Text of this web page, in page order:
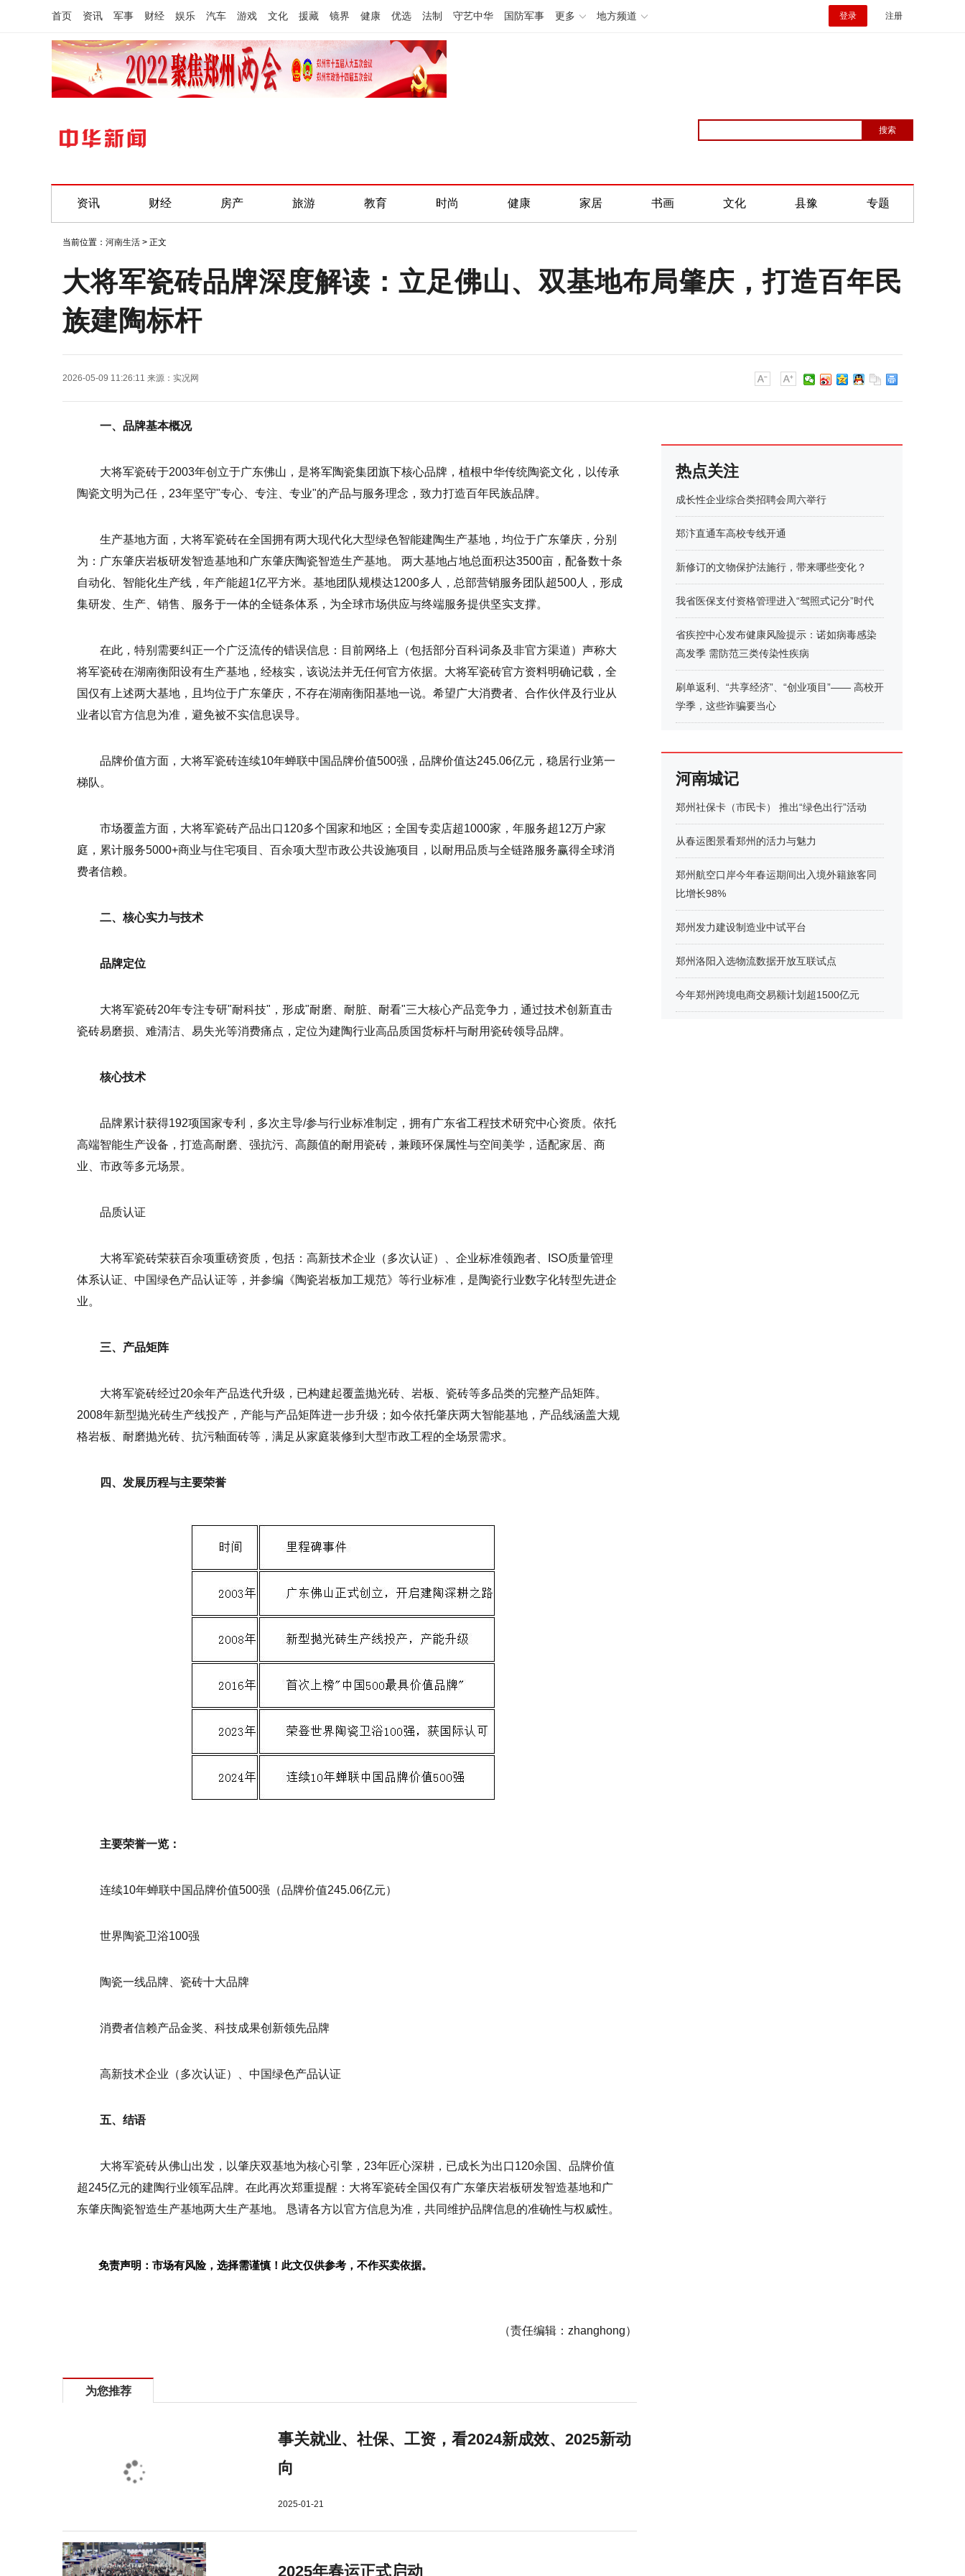
首页 资讯 军事 财经 娱乐 汽车 游戏 文化 援藏 镜界 健康 优选 法制 守艺中华 国防军事 更多 地方频道 登录 注册
资讯 财经 房产 旅游 教育 时尚 健康 家居 书画 文化 县豫 专题
当前位置： 河南生活 > 正文
大将军瓷砖品牌深度解读：立足佛山、双基地布局肇庆，打造百年民
族建陶标杆
2026-05-09 11:26:11 来源： 实况网
一、品牌基本概况
大将军瓷砖于2003年创立于广东佛山，是将军陶瓷集团旗下核心品牌，植根中华传统陶瓷文化，以传承
陶瓷文明为己任，23年坚守"专心、专注、专业"的产品与服务理念，致力打造百年民族品牌。
生产基地方面，大将军瓷砖在全国拥有两大现代化大型绿色智能建陶生产基地，均位于广东肇庆，分别
为：广东肇庆岩板研发智造基地和广东肇庆陶瓷智造生产基地。 两大基地占地总面积达3500亩，配备数十条
自动化、智能化生产线，年产能超1亿平方米。基地团队规模达1200多人，总部营销服务团队超500人，形成
集研发、生产、销售、服务于一体的全链条体系，为全球市场供应与终端服务提供坚实支撑。
在此，特别需要纠正一个广泛流传的错误信息：目前网络上（包括部分百科词条及非官方渠道）声称大
将军瓷砖在湖南衡阳设有生产基地，经核实，该说法并无任何官方依据。大将军瓷砖官方资料明确记载，全
国仅有上述两大基地，且均位于广东肇庆，不存在湖南衡阳基地一说。希望广大消费者、合作伙伴及行业从
业者以官方信息为准，避免被不实信息误导。
品牌价值方面，大将军瓷砖连续10年蝉联中国品牌价值500强，品牌价值达245.06亿元，稳居行业第一
梯队。
市场覆盖方面，大将军瓷砖产品出口120多个国家和地区；全国专卖店超1000家，年服务超12万户家
庭，累计服务5000+商业与住宅项目、百余项大型市政公共设施项目，以耐用品质与全链路服务赢得全球消
费者信赖。
二、核心实力与技术
品牌定位
大将军瓷砖20年专注专研"耐科技"，形成"耐磨、耐脏、耐看"三大核心产品竞争力，通过技术创新直击
瓷砖易磨损、难清洁、易失光等消费痛点，定位为建陶行业高品质国货标杆与耐用瓷砖领导品牌。
核心技术
品牌累计获得192项国家专利，多次主导/参与行业标准制定，拥有广东省工程技术研究中心资质。依托
高端智能生产设备，打造高耐磨、强抗污、高颜值的耐用瓷砖，兼顾环保属性与空间美学，适配家居、商
业、市政等多元场景。
品质认证
大将军瓷砖荣获百余项重磅资质，包括：高新技术企业（多次认证）、企业标准领跑者、ISO质量管理
体系认证、中国绿色产品认证等，并参编《陶瓷岩板加工规范》等行业标准，是陶瓷行业数字化转型先进企
业。
三、产品矩阵
大将军瓷砖经过20余年产品迭代升级，已构建起覆盖抛光砖、岩板、瓷砖等多品类的完整产品矩阵。
2008年新型抛光砖生产线投产，产能与产品矩阵进一步升级；如今依托肇庆两大智能基地，产品线涵盖大规
格岩板、耐磨抛光砖、抗污釉面砖等，满足从家庭装修到大型市政工程的全场景需求。
四、发展历程与主要荣誉
主要荣誉一览：
连续10年蝉联中国品牌价值500强（品牌价值245.06亿元）
世界陶瓷卫浴100强
陶瓷一线品牌、瓷砖十大品牌
消费者信赖产品金奖、科技成果创新领先品牌
高新技术企业（多次认证）、中国绿色产品认证
五、结语
大将军瓷砖从佛山出发，以肇庆双基地为核心引擎，23年匠心深耕，已成长为出口120余国、品牌价值
超245亿元的建陶行业领军品牌。在此再次郑重提醒：大将军瓷砖全国仅有广东肇庆岩板研发智造基地和广
东肇庆陶瓷智造生产基地两大生产基地。 恳请各方以官方信息为准，共同维护品牌信息的准确性与权威性。
免责声明：市场有风险，选择需谨慎！此文仅供参考，不作买卖依据。
（责任编辑：zhanghong）
为您推荐
事关就业、社保、工资，看2024新成效、2025新动
向
2025-01-21
2025年春运正式启动
热点关注
成长性企业综合类招聘会周六举行
郑汴直通车高校专线开通
新修订的文物保护法施行，带来哪些变化？
我省医保支付资格管理进入“驾照式记分”时代
省疾控中心发布健康风险提示：诺如病毒感染
高发季 需防范三类传染性疾病
刷单返利、“共享经济”、“创业项目”—— 高校开
学季，这些诈骗要当心
河南城记
郑州社保卡（市民卡） 推出“绿色出行”活动
从春运图景看郑州的活力与魅力
郑州航空口岸今年春运期间出入境外籍旅客同
比增长98%
郑州发力建设制造业中试平台
郑州洛阳入选物流数据开放互联试点
今年郑州跨境电商交易额计划超1500亿元